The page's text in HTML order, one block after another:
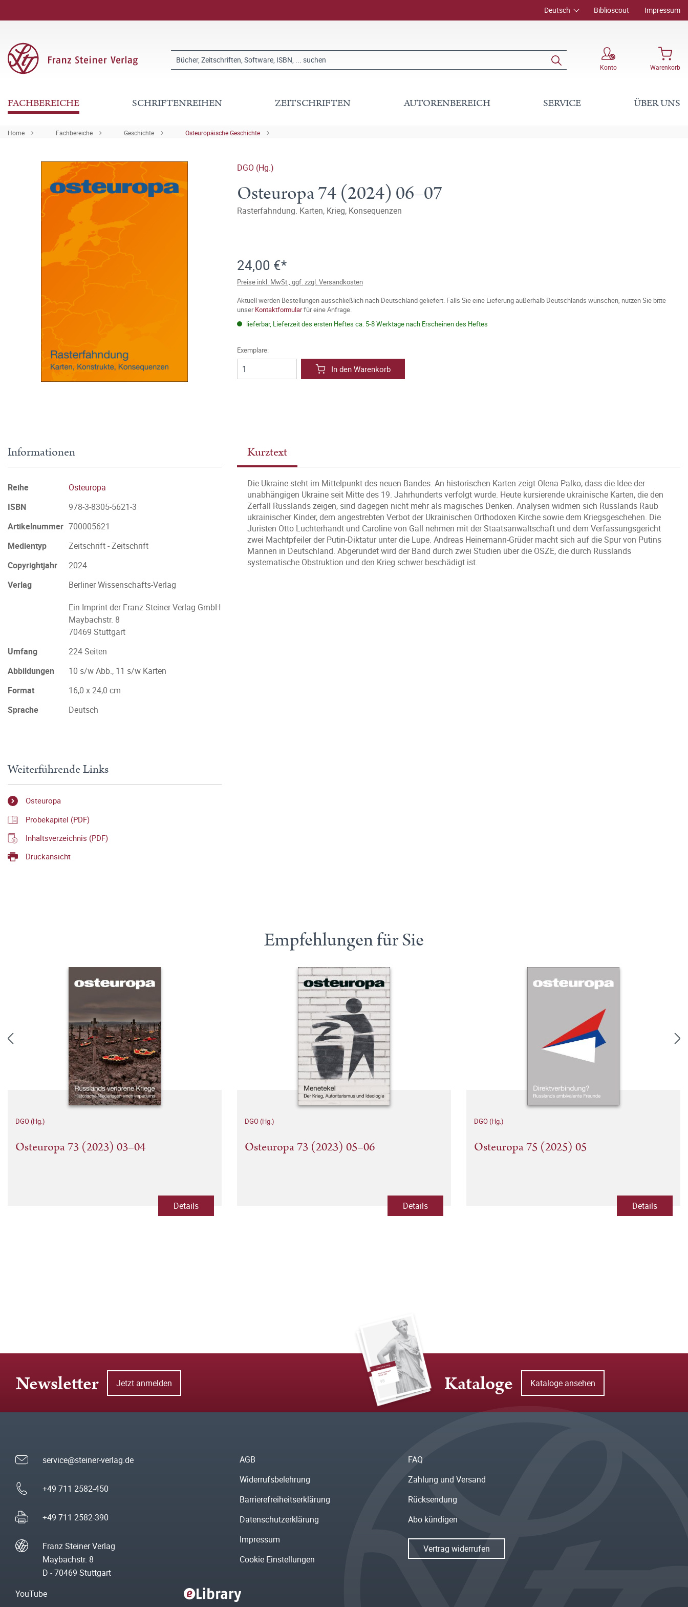
Deutsch Biblioscout Impressum
Konto Warenkorb
FACHBEREICHE SCHRIFTENREIHEN ZEITSCHRIFTEN AUTORENBEREICH SERVICE ÜBER UNS
Home Fachbereiche Geschichte Osteuropäische Geschichte
DGO (Hg.)
Osteuropa 74 (2024) 06–07
Rasterfahndung. Karten, Krieg, Konsequenzen
24,00 €*
Preise inkl. MwSt., ggf. zzgl. Versandkosten
Aktuell werden Bestellungen ausschließlich nach Deutschland geliefert. Falls Sie eine Lieferung außerhalb Deutschlands wünschen, nutzen Sie bitte
unserKontaktformularfür eine Anfrage.
lieferbar, Lieferzeit des ersten Heftes ca. 5-8 Werktage nach Erscheinen des Heftes
Exemplare:
In den Warenkorb
Kurztext
Die Ukraine steht im Mittelpunkt des neuen Bandes. An historischen Karten zeigt Olena Palko, dass die Idee der
unabhängigen Ukraine seit Mitte des 19. Jahrhunderts verfolgt wurde. Heute kursierende ukrainische Karten, die den
Zerfall Russlands zeigen, sind dagegen nicht mehr als magisches Denken. Analysen widmen sich Russlands Raub
ukrainischer Kinder, dem angestrebten Verbot der Ukrainischen Orthodoxen Kirche sowie dem Kriegsgeschehen. Die
Juristen Otto Luchterhandt und Caroline von Gall nehmen mit der Staatsanwaltschaft und dem Verfassungsgericht
zwei Machtpfeiler der Putin-Diktatur unter die Lupe. Andreas Heinemann-Grüder macht sich auf die Spur von Putins
Mannen in Deutschland. Abgerundet wird der Band durch zwei Studien über die OSZE, die durch Russlands
systematische Obstruktion und den Krieg schwer beschädigt ist.
Informationen
Reihe
Osteuropa
ISBN
978-3-8305-5621-3
Artikelnummer 700005621
Medientyp
Zeitschrift - Zeitschrift
Copyrightjahr
2024
Verlag
Berliner Wissenschafts-Verlag
Ein Imprint der Franz Steiner Verlag GmbH
Maybachstr. 8
70469 Stuttgart
Umfang
224 Seiten
Abbildungen
10 s/w Abb., 11 s/w Karten
Format
16,0 x 24,0 cm
Sprache
Deutsch
Weiterführende Links
Osteuropa
Probekapitel (PDF)
Inhaltsverzeichnis (PDF)
Druckansicht
Empfehlungen für Sie
DGO (Hg.)
Osteuropa 73 (2023) 03–04
Details
DGO (Hg.)
Osteuropa 73 (2023) 05–06
Details
DGO (Hg.)
Osteuropa 75 (2025) 05
Details
Newsletter Jetzt anmelden Kataloge Kataloge ansehen
service@steiner-verlag.de
+49 711 2582-450
+49 711 2582-390
Franz Steiner Verlag
Maybachstr. 8
D - 70469 Stuttgart
AGB
Widerrufsbelehrung
Barrierefreiheitserklärung
Datenschutzerklärung
Impressum
Cookie Einstellungen
FAQ
Zahlung und Versand
Rücksendung
Abo kündigen
Vertrag widerrufen
YouTube